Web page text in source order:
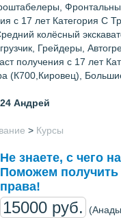
с 17 лет Категория С
колёсный
Грейдеры,
получения с 17 лет
(К700,Кировец),
Андрей
> Курсы
Не знаете, с чего
Поможем получить
права!
15000 руб.